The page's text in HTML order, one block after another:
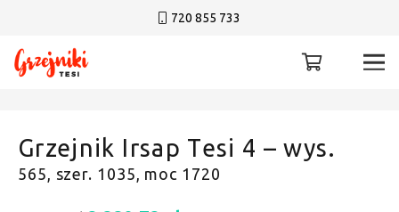
720 855 733
Grzejnik Irsap Tesi 4 – wys.
565, szer. 1035, moc 1720